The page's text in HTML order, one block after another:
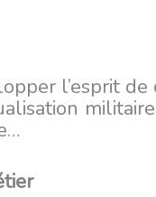
l’esprit